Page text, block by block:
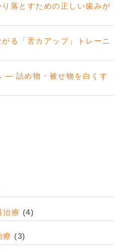
落とすための正しい歯みが
る「舌カアップ」トレーニ
― 詰め物・被せ物を白くす
治療 (4)
療 (3)